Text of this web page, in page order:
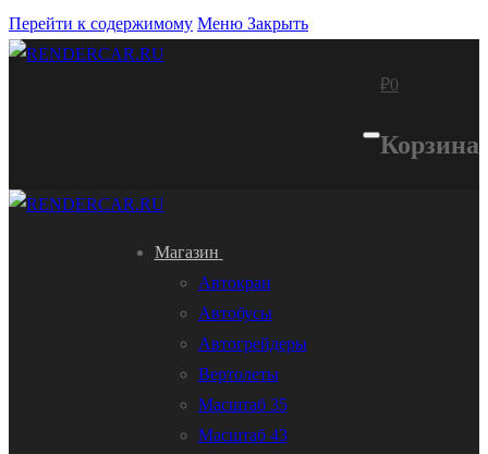
Перейти к содержимому Меню Закрыть
₽0
Корзина
Магазин
Автокран
Автобусы
Автогрейдеры
Вертолеты
Масштаб 35
Масштаб 43